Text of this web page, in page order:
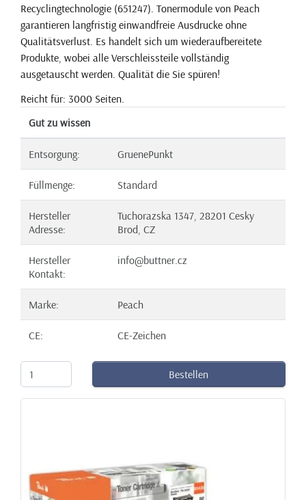
Recyclingtechnologie (651247). Tonermodule von Peach
garantieren langfristig einwandfreie Ausdrucke ohne
Qualitätsverlust. Es handelt sich um wiederaufbereitete
Produkte, wobei alle Verschleissteile vollständig
ausgetauscht werden. Qualität die Sie spüren!
Reicht für: 3000 Seiten.
Gut zu wissen
Entsorgung: GruenePunkt
Füllmenge: Standard
Hersteller
Adresse:
Tuchorazska 1347, 28201 Cesky
Brod, CZ
Hersteller
Kontakt:
info@buttner.cz
Marke: Peach
CE: CE-Zeichen
Bestellen